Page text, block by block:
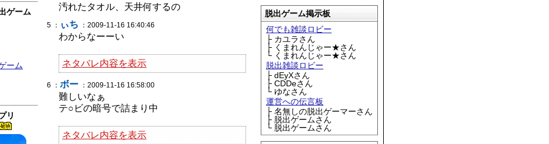
ゲーム
ーム
リ
脱出ゲーム掲示板
何でも雑談ロビー
├ カユラさん
├ くまれんじゃー★さん
└ くまれんじゃー★さん
脱出雑談ロビー
├ dEyXさん
├ CDDeさん
└ ゆなさん
運営への伝言板
├ 名無しの脱出ゲーマーさん
├ 脱出ゲームさん
└ 脱出ゲームさん
汚れたタオル、天井何するの
5 ： ぃち ：2009-11-16 16:40:46
わからなーーい
ネタバレ内容を表示
6 ： ボー ：2009-11-16 16:58:00
難しいなぁ
テ○ビの暗号で詰まり中
ネタバレ内容を表示